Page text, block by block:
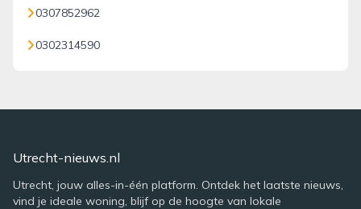
0307852962
0302314590
Utrecht-nieuws.nl
Utrecht, jouw alles-in-één platform. Ontdek het laatste nieuws,
vind je ideale woning, blijf op de hoogte van lokale